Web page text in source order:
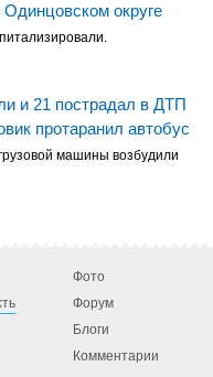
округе
и 21 пострадал в ДТП
протаранил автобус
машины возбудили
Фото
Форум
Блоги
Комментарии